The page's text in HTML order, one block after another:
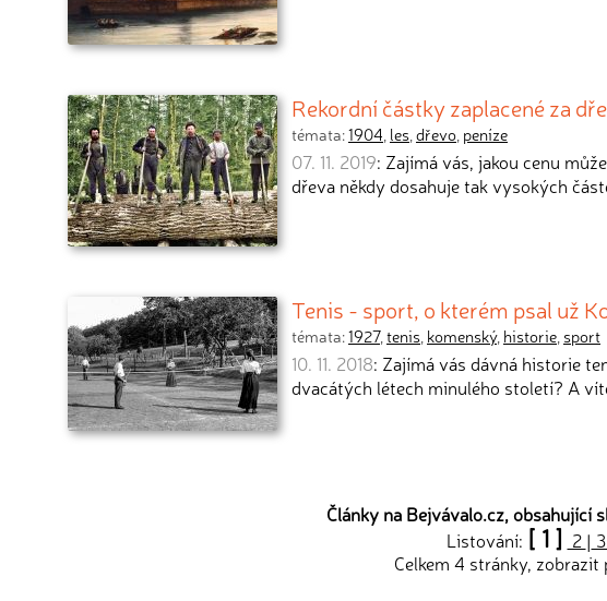
Rekordní částky zaplacené za
témata:1904, les,dřevo, peníze
07. 11. 2019: Zajímá vás, jakou cenu
dřeva někdy dosahuje tak vysokých
Tenis - sport, o kterém psal už
témata:1927,tenis, komenský, historie, sport
10. 11. 2018: Zajímá vás dávná historie
dvacátých létech minulého století? A
Články na Bejvávalo.cz, obsahující
Listování: [ 1 ] 2 | 3
Celkem 4 stránky, zobrazit